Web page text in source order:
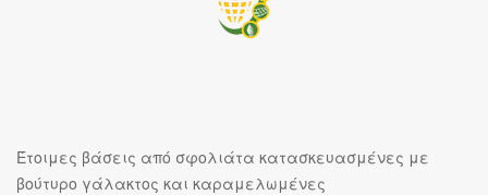
Έτοιμες βάσεις από σφολιάτα κατασκευασμένες με
βούτυρο γάλακτος και καραμελωμένες